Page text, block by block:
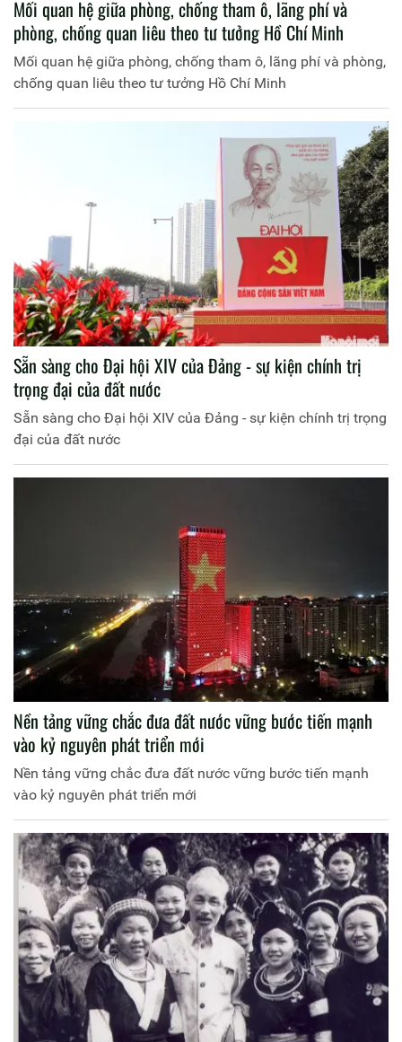
Mối quan hệ giữa phòng, chống tham ô, lãng phí và
phòng, chống quan liêu theo tư tưởng Hồ Chí Minh
Mối quan hệ giữa phòng, chống tham ô, lãng phí và phòng,
chống quan liêu theo tư tưởng Hồ Chí Minh
Sẵn sàng cho Đại hội XIV của Đảng - sự kiện chính trị
trọng đại của đất nước
Sẵn sàng cho Đại hội XIV của Đảng - sự kiện chính trị trọng
đại của đất nước
Nền tảng vững chắc đưa đất nước vững bước tiến mạnh
vào kỷ nguyên phát triển mới
Nền tảng vững chắc đưa đất nước vững bước tiến mạnh
vào kỷ nguyên phát triển mới